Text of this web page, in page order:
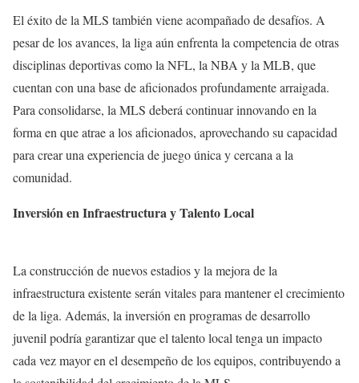
El éxito de la MLS también viene acompañado de desafíos. A
pesar de los avances, la liga aún enfrenta la competencia de otras
disciplinas deportivas como la NFL, la NBA y la MLB, que
cuentan con una base de aficionados profundamente arraigada.
Para consolidarse, la MLS deberá continuar innovando en la
forma en que atrae a los aficionados, aprovechando su capacidad
para crear una experiencia de juego única y cercana a la
comunidad.
Inversión en Infraestructura y Talento Local
La construcción de nuevos estadios y la mejora de la
infraestructura existente serán vitales para mantener el crecimiento
de la liga. Además, la inversión en programas de desarrollo
juvenil podría garantizar que el talento local tenga un impacto
cada vez mayor en el desempeño de los equipos, contribuyendo a